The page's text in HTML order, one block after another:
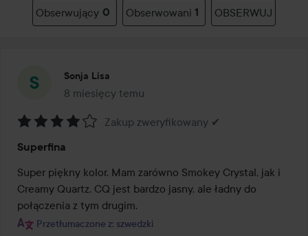
Obserwujący 0 Obserwowani 1 OBSERWUJ
Sonja Lisa
8 miesięcy temu
Post został utworzony 8 miesięcy temu
4
z
5
Zakup zweryfikowany ✔
Superfina
Super piękny kolor. Mam zarówno Smokey Crystal, jak i
Creamy Quartz. CQ jest bardzo jasny, ale ładny do
połączenia z tym drugim.
Przetłumaczone z: szwedzki